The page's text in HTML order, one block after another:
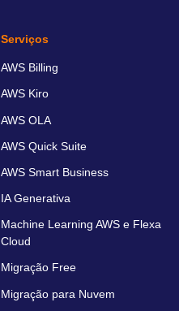
Serviços
AWS Billing
AWS Kiro
AWS OLA
AWS Quick Suite
AWS Smart Business
IA Generativa
Machine Learning AWS e Flexa
Cloud
Migração Free
Migração para Nuvem